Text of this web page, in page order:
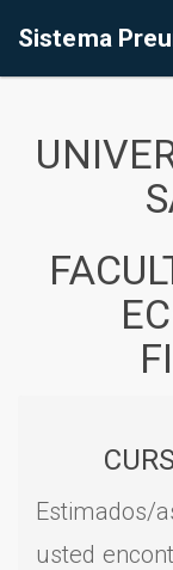
Sistema
Estimados/
usted